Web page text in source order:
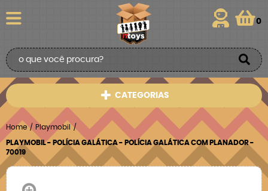
0
CATEGORIAS
Home Playmobil
PLAYMOBIL - POLÍCIA GALÁTICA - POLÍCIA GALÁTICA COM PLANADOR -
70019